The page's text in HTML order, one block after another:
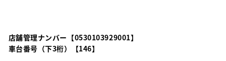
店舗管理ナンバー【0530103929001】
車台番号（下3桁）【146】